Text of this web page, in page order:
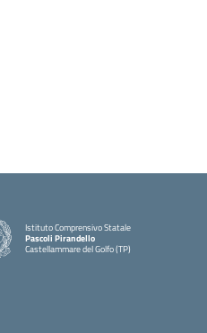
Istituto Comprensivo Statale
Pascoli Pirandello
Castellammare del Golfo (TP)